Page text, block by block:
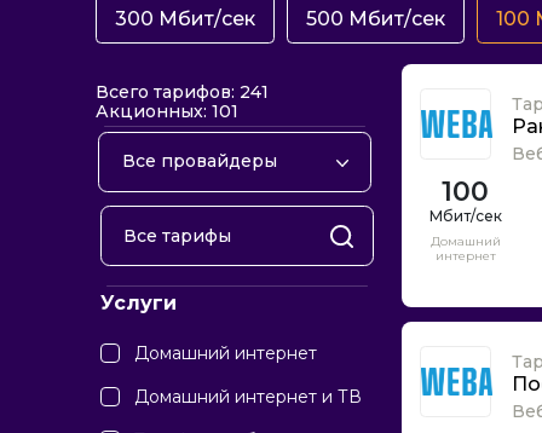
300 Мбит/сек 500 Мбит/сек 100
Всего тарифов: 241
Акционных: 101
Все провайдеры
Arroba
AviaNet
Deepweb
Diamond network
Услуги
Домашний интернет
Домашний интернет и ТВ
100
Домашний
интернет